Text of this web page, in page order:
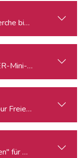
bis zur
Mini-Academy
Freiendasein
für Podcast,